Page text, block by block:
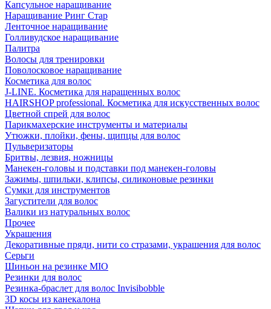
Капсульное наращивание
Наращивание Ринг Стар
Ленточное наращивание
Голливудское наращивание
Палитра
Волосы для тренировки
Поволосковое наращивание
Косметика для волос
J-LINE. Косметика для наращенных волос
HAIRSHOP professional. Косметика для искусственных волос
Цветной спрей для волос
Парикмахерские инструменты и материалы
Утюжки, плойки, фены, щипцы для волос
Пульверизаторы
Бритвы, лезвия, ножницы
Манекен-головы и подставки под манекен-головы
Зажимы, шпильки, клипсы, силиконовые резинки
Сумки для инструментов
Загустители для волос
Валики из натуральных волос
Прочее
Украшения
Декоративные пряди, нити со стразами, украшения для волос
Серьги
Шиньон на резинке MIO
Резинки для волос
Резинка-браслет для волос Invisibobble
3D косы из канекалона